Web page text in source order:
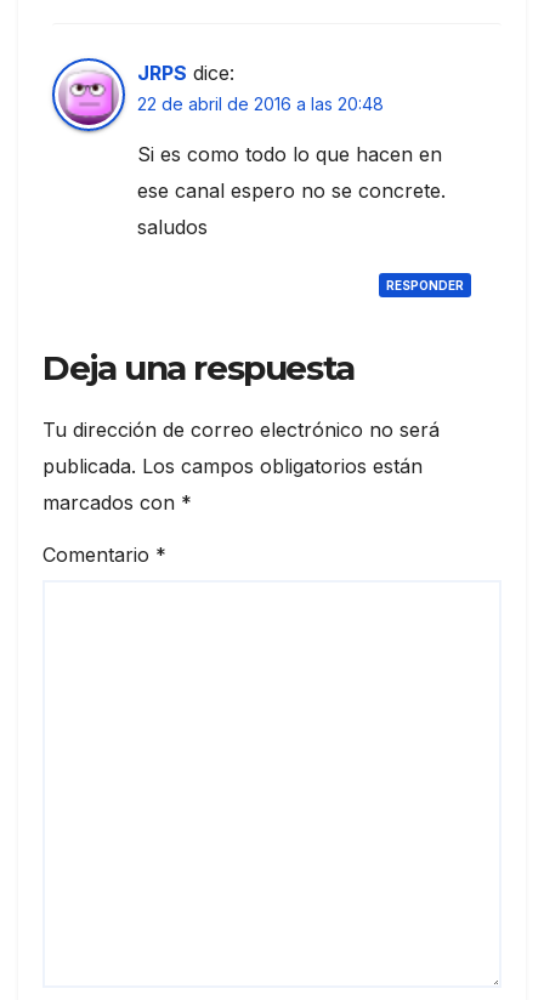
JRPS dice:
22 de abril de 2016 a las 20:48
Si es como todo lo que hacen en
ese canal espero no se concrete.
saludos
RESPONDER
Deja una respuesta
Tu dirección de correo electrónico no será
publicada. Los campos obligatorios están
marcados con *
Comentario *